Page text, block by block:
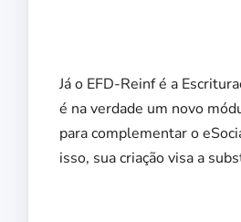
Já o EFD-Reinf é a
é na verdade um novo
para complementar o
isso, sua criação visa a